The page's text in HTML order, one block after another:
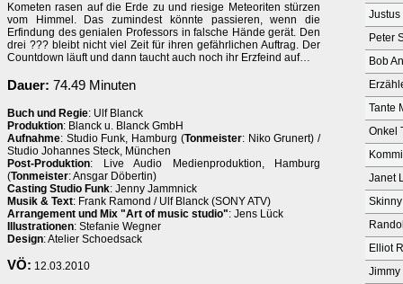
Kometen rasen auf die Erde zu und riesige Meteoriten stürzen
vom Himmel. Das zumindest könnte passieren, wenn die
Erfindung des genialen Professors in falsche Hände gerät. Den
drei ??? bleibt nicht viel Zeit für ihren gefährlichen Auftrag. Der
Countdown läuft und dann taucht auch noch ihr Erzfeind auf…
Dauer: 74.49 Minuten
Buch und Regie: Ulf Blanck
Produktion: Blanck u. Blanck GmbH
Aufnahme: Studio Funk, Hamburg (Tonmeister: Niko Grunert) /
Studio Johannes Steck, München
Post-Produktion: Live Audio Medienproduktion, Hamburg
(Tonmeister: Ansgar Döbertin)
Casting Studio Funk: Jenny Jammnick
Musik & Text: Frank Ramond / Ulf Blanck (SONY ATV)
Arrangement und Mix "Art of music studio": Jens Lück
Illustrationen: Stefanie Wegner
Design: Atelier Schoedsack
VÖ: 12.03.2010
Justus
Peter
Bob
Tante
Onkel
Janet
Elliot
Jimmy